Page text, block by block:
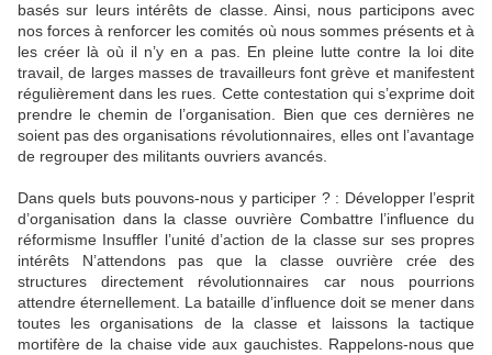
basés sur leurs intérêts de classe. Ainsi, nous participons avec
nos forces à renforcer les comités où nous sommes présents et à
les créer là où il n’y en a pas. En pleine lutte contre la loi dite
travail, de larges masses de travailleurs font grève et manifestent
régulièrement dans les rues. Cette contestation qui s’exprime doit
prendre le chemin de l’organisation. Bien que ces dernières ne
soient pas des organisations révolutionnaires, elles ont l’avantage
de regrouper des militants ouvriers avancés.
Dans quels buts pouvons-nous y participer ? : Développer l’esprit
d’organisation dans la classe ouvrière Combattre l’influence du
réformisme Insuffler l’unité d’action de la classe sur ses propres
intérêts N’attendons pas que la classe ouvrière crée des
structures directement révolutionnaires car nous pourrions
attendre éternellement. La bataille d’influence doit se mener dans
toutes les organisations de la classe et laissons la tactique
mortifère de la chaise vide aux gauchistes. Rappelons-nous que